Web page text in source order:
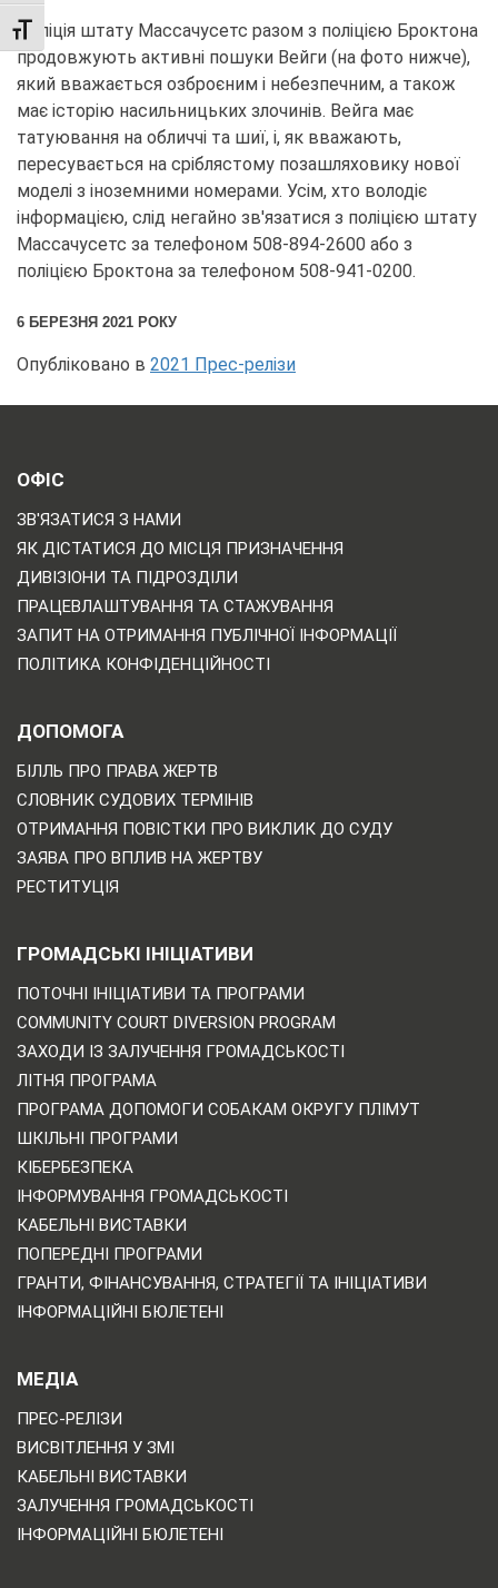
TOGGLE FONT SIZE
Поліція штату Массачусетс разом з поліцією Броктона
продовжують активні пошуки Вейги (на фото нижче),
який вважається озброєним і небезпечним, а також
має історію насильницьких злочинів. Вейга має
татуювання на обличчі та шиї, і, як вважають,
пересувається на сріблястому позашляховику нової
моделі з іноземними номерами. Усім, хто володіє
інформацією, слід негайно зв'язатися з поліцією штату
Массачусетс за телефоном 508-894-2600 або з
поліцією Броктона за телефоном 508-941-0200.
6 БЕРЕЗНЯ 2021 РОКУ
Опубліковано в 2021 Прес-релізи
ОФІС
ЗВ'ЯЗАТИСЯ З НАМИ
ЯК ДІСТАТИСЯ ДО МІСЦЯ ПРИЗНАЧЕННЯ
ДИВІЗІОНИ ТА ПІДРОЗДІЛИ
ПРАЦЕВЛАШТУВАННЯ ТА СТАЖУВАННЯ
ЗАПИТ НА ОТРИМАННЯ ПУБЛІЧНОЇ ІНФОРМАЦІЇ
ПОЛІТИКА КОНФІДЕНЦІЙНОСТІ
ДОПОМОГА
БІЛЛЬ ПРО ПРАВА ЖЕРТВ
СЛОВНИК СУДОВИХ ТЕРМІНІВ
ОТРИМАННЯ ПОВІСТКИ ПРО ВИКЛИК ДО СУДУ
ЗАЯВА ПРО ВПЛИВ НА ЖЕРТВУ
РЕСТИТУЦІЯ
ГРОМАДСЬКІ ІНІЦІАТИВИ
ПОТОЧНІ ІНІЦІАТИВИ ТА ПРОГРАМИ
COMMUNITY COURT DIVERSION PROGRAM
ЗАХОДИ ІЗ ЗАЛУЧЕННЯ ГРОМАДСЬКОСТІ
ЛІТНЯ ПРОГРАМА
ПРОГРАМА ДОПОМОГИ СОБАКАМ ОКРУГУ ПЛІМУТ
ШКІЛЬНІ ПРОГРАМИ
КІБЕРБЕЗПЕКА
ІНФОРМУВАННЯ ГРОМАДСЬКОСТІ
КАБЕЛЬНІ ВИСТАВКИ
ПОПЕРЕДНІ ПРОГРАМИ
ГРАНТИ, ФІНАНСУВАННЯ, СТРАТЕГІЇ ТА ІНІЦІАТИВИ
ІНФОРМАЦІЙНІ БЮЛЕТЕНІ
МЕДІА
ПРЕС-РЕЛІЗИ
ВИСВІТЛЕННЯ У ЗМІ
КАБЕЛЬНІ ВИСТАВКИ
ЗАЛУЧЕННЯ ГРОМАДСЬКОСТІ
ІНФОРМАЦІЙНІ БЮЛЕТЕНІ